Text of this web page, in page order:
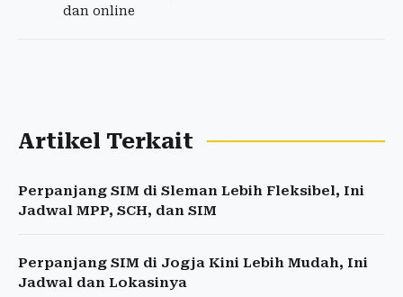
dan online
Artikel Terkait
Perpanjang SIM di Sleman Lebih Fleksibel, Ini
Jadwal MPP, SCH, dan SIM
Perpanjang SIM di Jogja Kini Lebih Mudah, Ini
Jadwal dan Lokasinya